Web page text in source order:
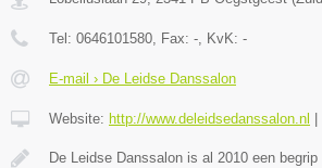
Tel: 0646101580, Fax: -, KvK: -
E-mail › De Leidse Danssalon
Website: http://www.deleidsedanssalon.nl
De Leidse Danssalon is al 2010 een